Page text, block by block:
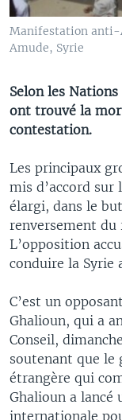
Manifestation anti-
Amude, Syrie
Selon les
ont trouvé la
contestation.
Les principaux
mis d’accord sur
élargi, dans le
renversement du
L’opposition
conduire la Syrie
C’est un
Ghalioun, qui a
Conseil,
soutenant que
étrangère qui
Ghalioun a lancé
internationale